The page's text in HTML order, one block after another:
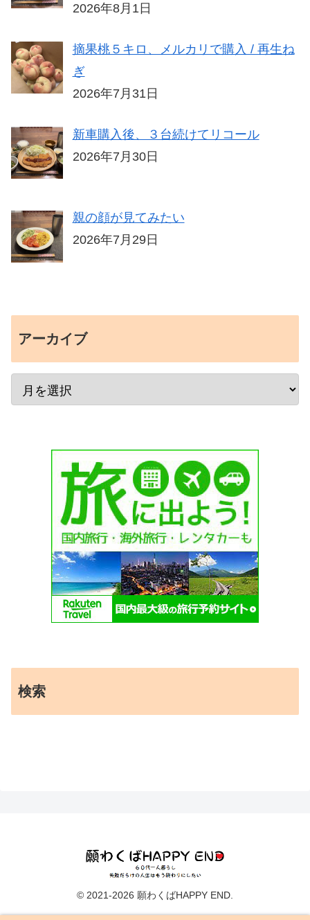
2026年8月1日
摘果桃５キロ、メルカリで購入 / 再生ね
ぎ
2026年7月31日
新車購入後、３台続けてリコール
2026年7月30日
親の顔が見てみたい
2026年7月29日
アーカイブ
検索
© 2021-2026 願わくばHAPPY END.